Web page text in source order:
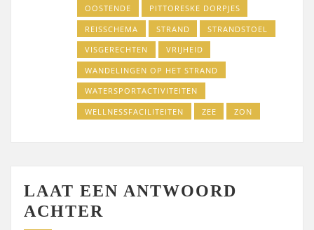
OOSTENDE
PITTORESKE DORPJES
REISSCHEMA
STRAND
STRANDSTOEL
VISGERECHTEN
VRIJHEID
WANDELINGEN OP HET STRAND
WATERSPORTACTIVITEITEN
WELLNESSFACILITEITEN
ZEE ZON
LAAT EEN ANTWOORD
ACHTER